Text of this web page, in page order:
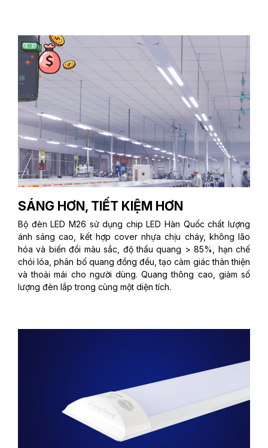
SÁNG HƠN, TIẾT KIỆM HƠN
Bộ đèn LED M26 sử dụng chip LED Hàn Quốc chất lượng
ánh sáng cao, kết hợp cover nhựa chịu cháy, không lão
hóa và biến đổi màu sắc, độ thấu quang > 85%, hạn chế
chói lóa, phân bố quang đồng đều, tạo cảm giác thân thiện
và thoải mái cho người dùng. Quang thông cao, giảm số
lượng đèn lắp trong cùng một diện tích.